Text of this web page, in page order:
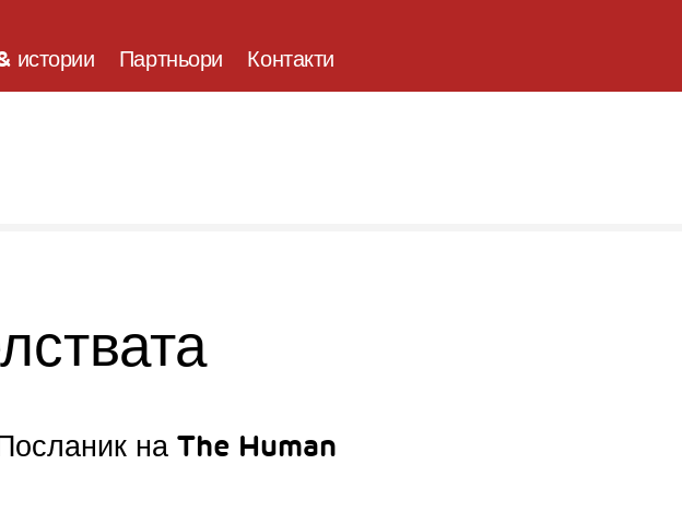
истории Партньори Контакти
на The Human